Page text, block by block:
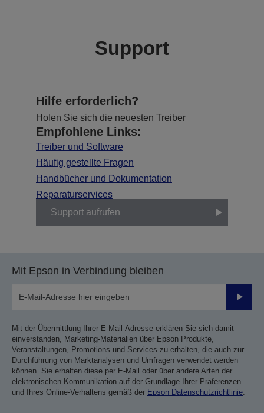
Support
Hilfe erforderlich?
Holen Sie sich die neuesten Treiber
Empfohlene Links:
Treiber und Software
Häufig gestellte Fragen
Handbücher und Dokumentation
Reparaturservices
Support aufrufen
Mit Epson in Verbindung bleiben
Mit der Übermittlung Ihrer E-Mail-Adresse erklären Sie sich damit
einverstanden, Marketing-Materialien über Epson Produkte,
Veranstaltungen, Promotions und Services zu erhalten, die auch zur
Durchführung von Marktanalysen und Umfragen verwendet werden
können. Sie erhalten diese per E-Mail oder über andere Arten der
elektronischen Kommunikation auf der Grundlage Ihrer Präferenzen
und Ihres Online-Verhaltens gemäß der Epson Datenschutzrichtlinie